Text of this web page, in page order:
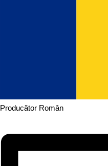
Producător Român